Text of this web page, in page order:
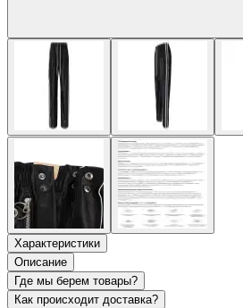
Характеристики
Описание
Где мы берем товары?
Как происходит доставка?